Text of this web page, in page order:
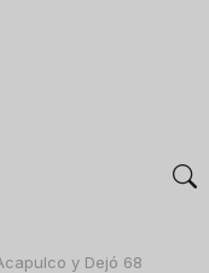
y Dejó 68